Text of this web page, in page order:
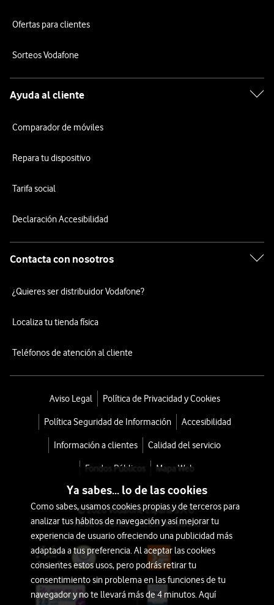
Ofertas para clientes
Sorteos Vodafone
Ayuda al cliente
Comparador de móviles
Repara tu dispositivo
Tarifa social
Declaración Accesibilidad
Contacta con nosotros
¿Quieres ser distribuidor Vodafone?
Localiza tu tienda física
Teléfonos de atención al cliente
Aviso Legal Política de Privacidad y Cookies
Política Seguridad de Información Accesibilidad
Información a clientes Calidad del servicio
Fondos Públicos Mapa Web
© 2026 Vodafone España S.A.U.
Avda. América 115, 28042 Madrid
Ya sabes... lo de las cookies
Como sabes, usamos cookies propias y de terceros para
analizar tus hábitos de navegación y así mejorar tu
experiencia de usuario ofreciendo una publicidad más
adaptada a tus preferencia. Al aceptar las cookies
consientes estos usos, pero podrás retirar tu
consentimiento sin problema en las funciones de tu
navegador y no te llevará más de 4 minutos. Aquí